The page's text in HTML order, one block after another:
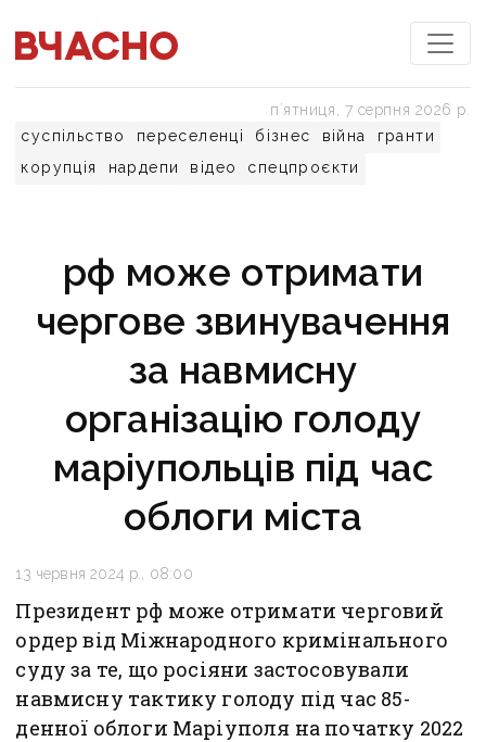
суспільство переселенці бізнес війна
гранти
корупція
нардепи відео спецпроєкти
пʼятниця, 7 серпня 2026 р.
рф може отримати
чергове звинувачення
за навмисну
організацію голоду
маріупольців під час
облоги міста
13 червня 2024 р., 08:00
Президент рф може отримати черговий
ордер від Міжнародного кримінального
суду за те, що росіяни застосовували
навмисну тактику голоду під час 85-
денної облоги Маріуполя на початку 2022